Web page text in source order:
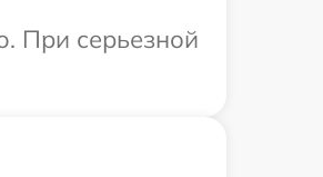
При серьезной